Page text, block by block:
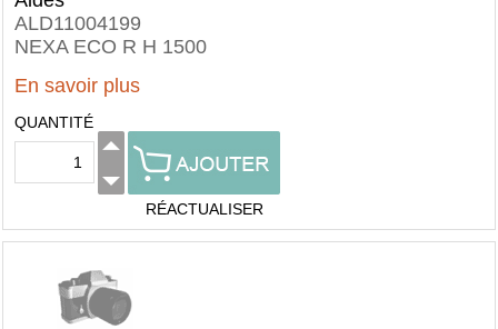
ALD11004199
NEXA ECO R H 1500
En savoir plus
QUANTITÉ
RÉACTUALISER